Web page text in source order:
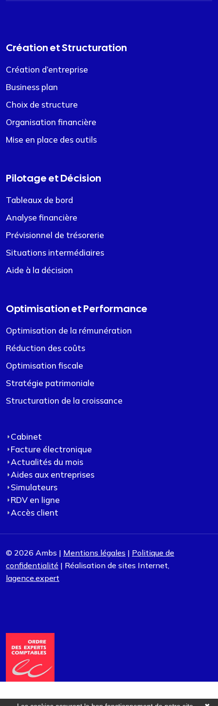
Création et Structuration
Création d’entreprise
Business plan
Choix de structure
Organisation financière
Mise en place des outils
Pilotage et Décision
Tableaux de bord
Analyse financière
Prévisionnel de trésorerie
Situations intermédiaires
Aide à la décision
Optimisation et Performance
Optimisation de la rémunération
Réduction des coûts
Optimisation fiscale
Stratégie patrimoniale
Structuration de la croissance
Cabinet
Facture électronique
Actualités du mois
Aides aux entreprises
Simulateurs
RDV en ligne
Accès client
© 2026 Ambs | Mentions légales | Politique de
confidentialité | Réalisation de sites Internet,
lagence.expert